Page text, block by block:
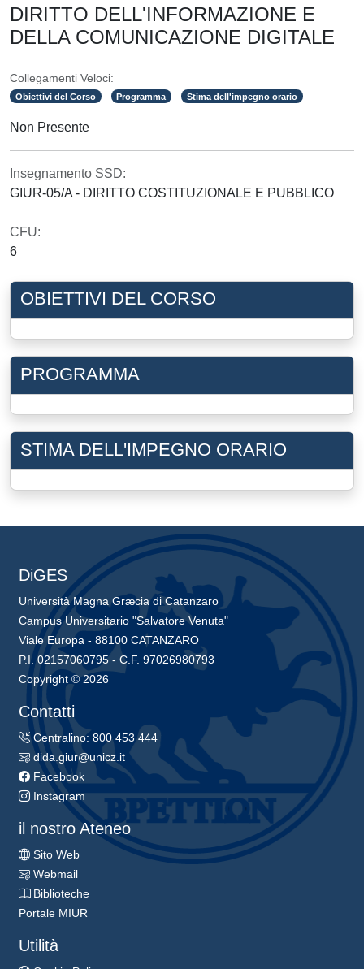
DIRITTO DELL'INFORMAZIONE E
DELLA COMUNICAZIONE DIGITALE
Collegamenti Veloci:
Obiettivi del Corso Programma Stima dell'impegno orario
Non Presente
Insegnamento SSD:
GIUR-05/A - DIRITTO COSTITUZIONALE E PUBBLICO
CFU:
6
OBIETTIVI DEL CORSO
PROGRAMMA
STIMA DELL'IMPEGNO ORARIO
DiGES
Università Magna Græcia di Catanzaro
Campus Universitario "Salvatore Venuta"
Viale Europa - 88100 CATANZARO
P.I. 02157060795 - C.F. 97026980793
Copyright © 2026
Contatti
Centralino: 800 453 444
dida.giur@unicz.it
Facebook
Instagram
il nostro Ateneo
Sito Web
Webmail
Biblioteche
Portale MIUR
Utilità